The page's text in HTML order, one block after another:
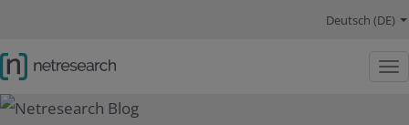
Deutsch (DE)